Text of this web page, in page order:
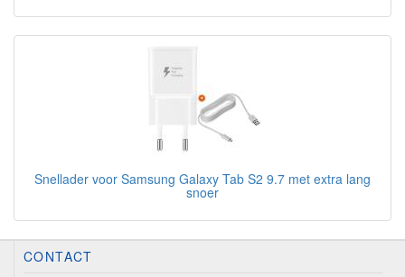
Snellader voor Samsung Galaxy Tab S2 9.7 met extra lang
snoer
CONTACT